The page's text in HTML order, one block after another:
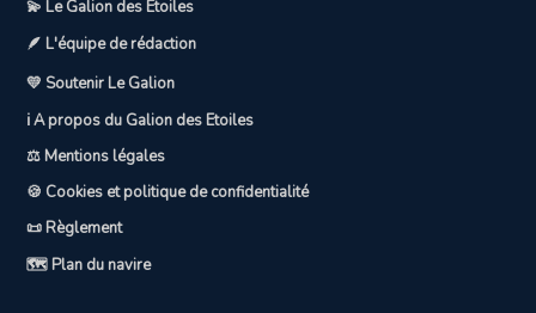
💫 Le Galion des Etoiles
🪶 L'équipe de rédaction
💛 Soutenir Le Galion
ℹ️ A propos du Galion des Etoiles
⚖️ Mentions légales
🍪 Cookies et politique de confidentialité
📜 Règlement
🗺️ Plan du navire